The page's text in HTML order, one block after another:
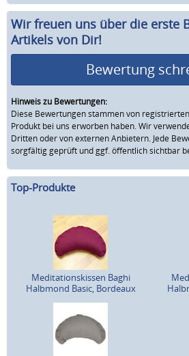
Wir freuen uns über die erste
Artikels von Dir!
Bewertung
Hinweis zu Bewertungen:
Diese Bewertungen stammen von
Produkt bei uns erworben haben. Wir
Dritten oder von externen Anbietern. Jede
sorgfältig geprüft und ggf. öffentlich sichtbar
Top-Produkte
Meditationskissen Baghi
Halbmond Basic, Bordeaux